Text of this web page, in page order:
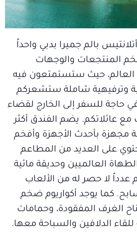
بالم جميرا بدبي واحداً
المنتجعات والوجهات
العالم، حيث ستستمتعون فيه
وترفيهية شاملة ستشعركم
حاجة للسفر إلى الخارج لقضاء
مع عائلاتكم. يضم الفندق أكثر
غرفة مجهزة بأحدث الأجهزة وأفخم
على العديد من المطاعم
الطهاة العالميين وحديقة مائية
لا حصر له من الألعاب
كما يوجد أكواريوم ضخم
الغرف المفقودة، وحمامات
الدلافين والسباحة معها.